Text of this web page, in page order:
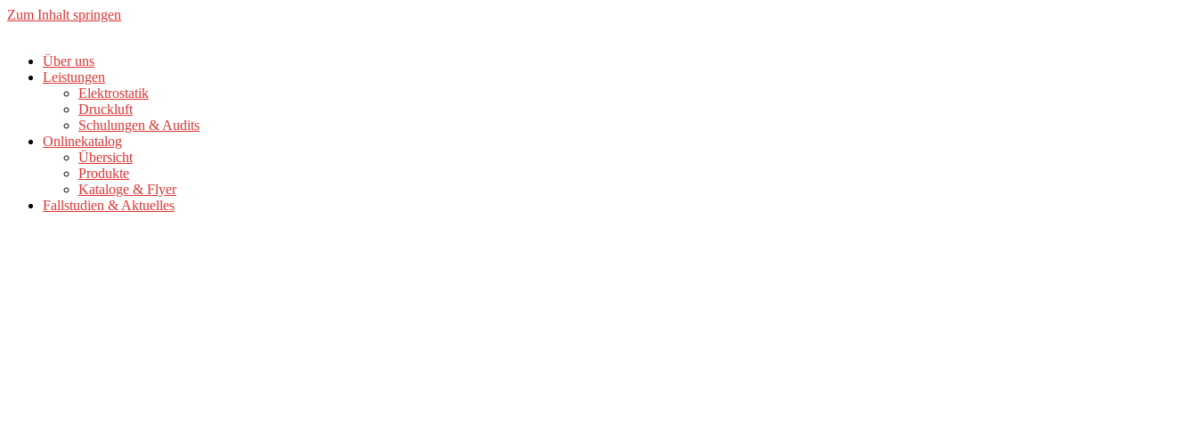
Zum Inhalt springen
Über uns
Leistungen
Elektrostatik
Druckluft
Schulungen & Audits
Onlinekatalog
Übersicht
Produkte
Kataloge & Flyer
Fallstudien & Aktuelles